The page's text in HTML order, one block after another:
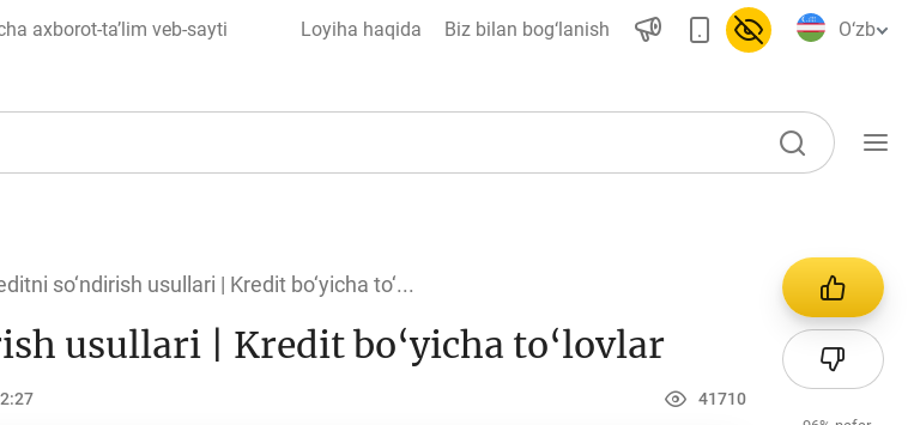
axborot-ta’lim veb-sayti Loyiha haqida Biz bilan bog‘lanish O‘zb
Islom moliyasi
Interaktiv xizmatlar
Fotogalereya
so‘ndirish usullari | Kredit bo‘yicha to‘...
usullari | Kredit bo‘yicha to‘lovlar
41710